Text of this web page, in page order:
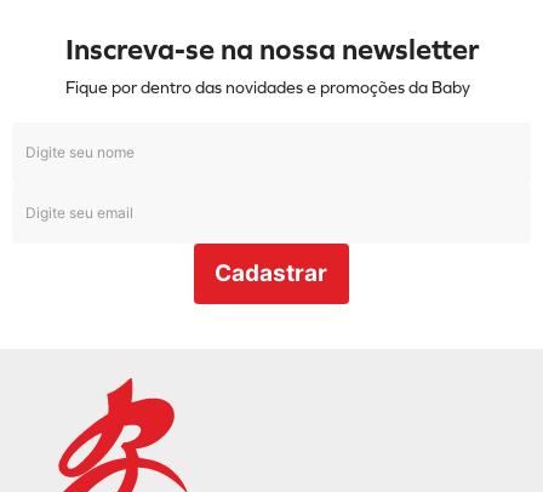
Inscreva-se na nossa newsletter
Fique por dentro das novidades e promoções da Baby
Cadastrar